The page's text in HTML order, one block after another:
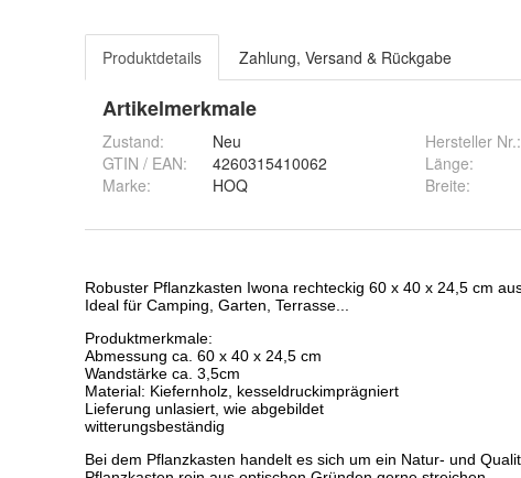
Produktdetails Zahlung, Versand & Rückgabe
Artikelmerkmale
Zustand:
Neu
GTIN / EAN:
4260315410062
Marke:
HOQ
Hersteller Nr.:
Länge:
Breite: